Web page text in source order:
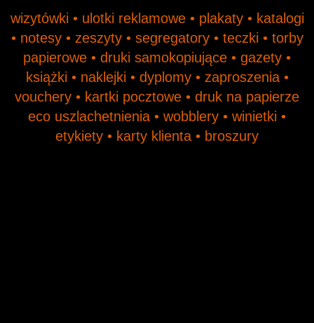
wizytówki • ulotki reklamowe • plakaty • katalogi
• notesy • zeszyty • segregatory • teczki • torby
papierowe • druki samokopiujące • gazety •
książki • naklejki • dyplomy • zaproszenia •
vouchery • kartki pocztowe • druk na papierze
eco uszlachetnienia • wobblery • winietki •
etykiety • karty klienta • broszury